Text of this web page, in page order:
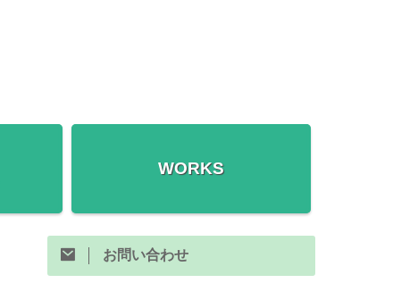
WORKS
お問い合わせ